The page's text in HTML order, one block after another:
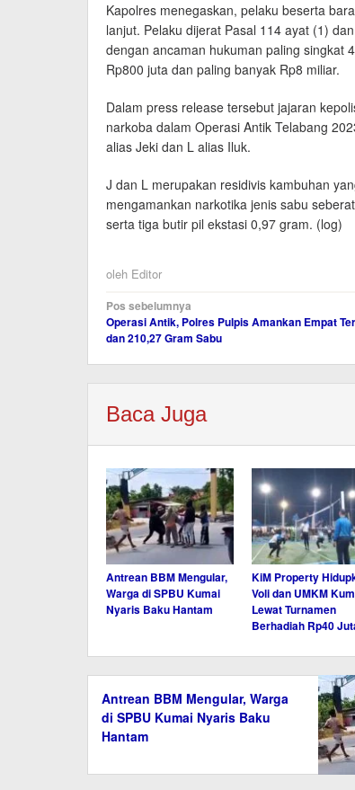
Kapolres menegaskan, pelaku beserta
lanjut. Pelaku dijerat Pasal 114 ayat (1)
dengan ancaman hukuman paling singkat
Rp800 juta dan paling banyak Rp8 miliar.
Dalam press release tersebut jajaran
narkoba dalam Operasi Antik Telabang
alias Jeki dan L alias Iluk.
J dan L merupakan residivis kambuhan
mengamankan narkotika jenis sabu
serta tiga butir pil ekstasi 0,97 gram. (log)
oleh Editor
Navigasi
pos
Pos sebelumnya
Operasi Antik, Polres Pulpis Amankan Empat
dan 210,27 Gram Sabu
Baca Juga
Antrean BBM Mengular,
Warga di SPBU Kumai
Nyaris Baku Hantam
KiM Property
Voli dan UMKM
Lewat Turnamen
Berhadiah Rp40
Antrean BBM Mengular, Warga
di SPBU Kumai Nyaris Baku
Hantam